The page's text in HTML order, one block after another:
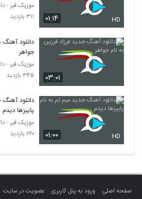
دانلود آهنگ جدید و
کاش میگفتی
۲۶۰ بازدید
آهنگ دلگیرم ازت
۲۶۷ بازدید
دانلود آهنگ
Kaazemi
Cheshmat)
5765
امیر عباس پور
۲۶۷ بازدید
۰۱:۱۴ HD
موزیک قیر -
۳۱۱ بازدید
۰۳:۰۱
دانلود آهنگ
جواهر
موزیک قیر -
۳۴۵ بازدید
۰۱:۰۰ HD
دانلود
پاییزها دیدم
موزیک قیر -
۲۶۰ بازدید
صفحه اصلی ورود به پنل کاربری عضویت در سایت